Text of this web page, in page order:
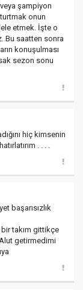
şampiyon
onun
etmek. İşte o
Bu saatten sonra
konuşulması
sezon sonu
hiç kimsenin
. . . .
başarısızlık
takım gittikçe
getirmedimi